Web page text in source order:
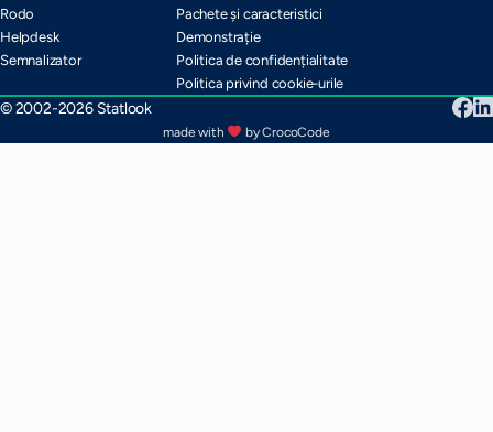
Rodo
Helpdesk
Semnalizator
Pachete și caracteristici
Demonstrație
Politica de confidențialitate
Politica privind cookie-urile
© 2002-2026 Statlook
made with by CrocoCode